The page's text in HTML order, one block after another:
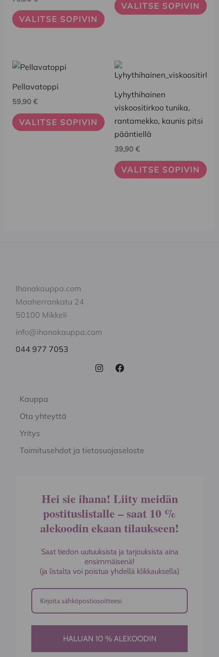
VALITSE SOPIVIN
Voit
tehdä
sivulla.
VALITSE SOPIVIN
Voit
sivulla.
Pellavatoppi
59,90 €
VALITSE SOPIVIN
Tällä
useampi
muunnelma.
Voit
Lyhythihainen
viskoositirkoo tunika,
rantamekko, kaunis pitsi
pääntiellä
39,90 €
VALITSE SOPIVIN
Tällä
tuotteella
on
useampi
muunnelma.
Voit
tehdä
valinnat
tuotteen
Ihanakauppa.com
Maaherrankatu 24
50100 Mikkeli
info@ihanakauppa.com
044 977 7053
Kauppa
Ota yhteyttä
Yritys
Toimitusehdot ja tietosuojaseloste
Hei sie ihana! Liity meidän
postituslistalle – saat 10 %
alekoodin ekaan tilaukseen!
Saat tiedon uutuuksista ja tarjouksista aina
ensimmäisenä!
(ja listalta voi poistua yhdellä klikkauksella)
HALUAN 10 % ALEKOODIN